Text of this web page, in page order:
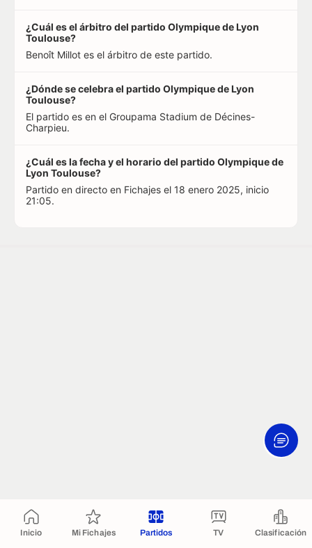
Inicio Mi Fichajes Partidos TV Clasificación
¿Cuál es el árbitro del partido Olympique de Lyon
Toulouse?
Benoît Millot es el árbitro de este partido.
¿Dónde se celebra el partido Olympique de Lyon
Toulouse?
El partido es en el Groupama Stadium de Décines-
Charpieu.
¿Cuál es la fecha y el horario del partido Olympique de
Lyon Toulouse?
Partido en directo en Fichajes el 18 enero 2025, inicio
21:05.